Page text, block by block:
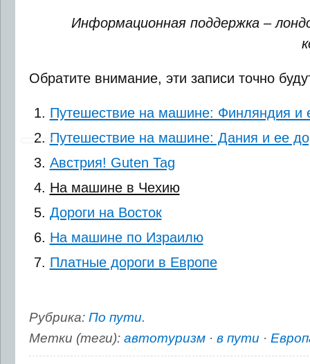
Информационная поддержка –
Обратите внимание, эти записи точно
Путешествие на машине: Финляндия и
Путешествие на машине: Дания и ее
Австрия! Guten Tag
На машине в Чехию
Дороги на Восток
На машине по Израилю
Платные дороги в Европе
Рубрика: По пути.
Метки (теги): автотуризм· в пути ·